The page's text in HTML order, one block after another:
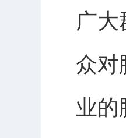
广
众对
业的